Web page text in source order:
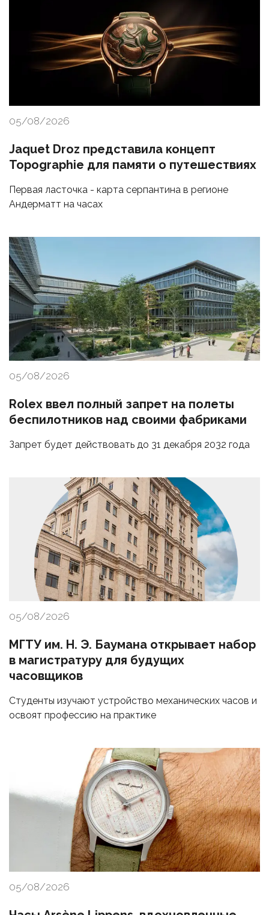
05/08/2026
Jaquet Droz представила концепт
Topographie для памяти о путешествиях
Первая ласточка - карта серпантина в регионе
Андерматт на часах
05/08/2026
Rolex ввел полный запрет на полеты
беспилотников над своими фабриками
Запрет будет действовать до 31 декабря 2032 года
05/08/2026
МГТУ им. Н. Э. Баумана открывает набор
в магистратуру для будущих
часовщиков
Студенты изучают устройство механических часов и
освоят профессию на практике
05/08/2026